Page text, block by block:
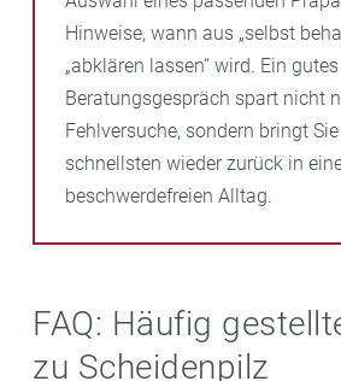
Hinweise, wann aus „selbst
„abklären lassen“ wird. Ein gutes
Beratungsgespräch spart nicht
Fehlversuche, sondern bringt
schnellsten wieder zurück in
beschwerdefreien Alltag.
FAQ: Häufig
zu Scheidenpilz